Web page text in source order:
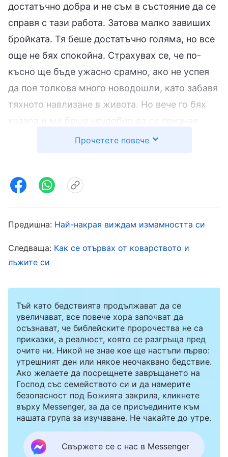
достатъчно добра и не съм в състояние да се
справя с тази работа. Затова малко завиших
бройката. Тя беше достатъчно голяма, но все
още не бях спокойна. Страхувах се, че по-
късно ще бъде ужасно срамно, ако не успея
да поя толкова много новодошли, като забавя
тяхното навлизане в живота. Но вече го бях
казала и ми беше неудобно да си призная
пред водача. Трябваше да преглътна и да
разреша проблем на новодошъл. Отначало не
страхувах, че ако кажа истината, водачът ще
каже, че ми липсват заложби и че имам лоша
няколко общения за разрешаването на такъв
дребен проблем. За да защитя имиджа си,
излъгах и казах, че проблемът е решен с едно
общение. След това се чувствах неспокойна,
страхувайки се, че някой ден ще бъда
разкрита. Като си припомних поведението си,
видях, че съм лъгала много в опит да защитя
имиджа си и да оставя добро впечатление у
хората. Живеех в мрак и болка, много далеч
от Божиите критерии за честен човек.
Прочетете повече
Предишна: Най-накрая виждам измамността си
Следваща: Как се отървах от коварството и
лъжите си
Тъй като бедствията продължават да се
увеличават, все повече хора започват да
осъзнават, че библейските пророчества не са
приказки, а реалност, която се разгръща пред
очите ни. Никой не знае кое ще настъпи първо:
утрешният ден или някое неочаквано бедствие.
Ако желаете да посрещнете завръщането на
Господ със семейството си и да намерите
безопасност под Божията закрила, кликнете
върху Messenger, за да се присъедините към
нашата група за изучаване. Не чакайте до утре.
Свържете се с нас в Messenger